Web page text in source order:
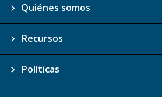
Quiénes somos
Recursos
Políticas